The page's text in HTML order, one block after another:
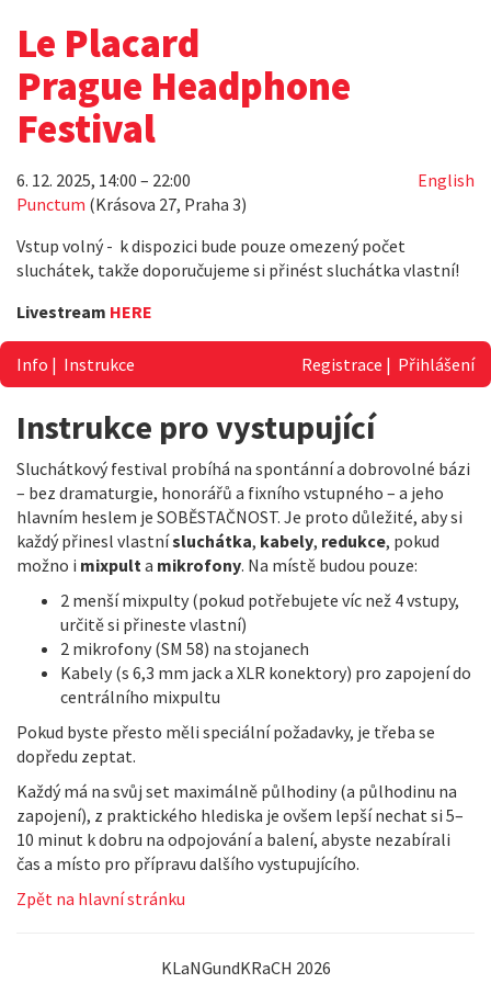
Le Placard
Prague Headphone
Festival
English
6. 12. 2025, 14:00 – 22:00
Punctum (Krásova 27, Praha 3)
Vstup volný - k dispozici bude pouze omezený počet
sluchátek, takže doporučujeme si přinést sluchátka vlastní!
Livestream HERE
Info | Instrukce Registrace | Přihlášení
Instrukce pro vystupující
Sluchátkový festival probíhá na spontánní a dobrovolné bázi
– bez dramaturgie, honorářů a fixního vstupného – a jeho
hlavním heslem je SOBĚSTAČNOST. Je proto důležité, aby si
každý přinesl vlastnísluchátka, kabely, redukce, pokud
možno i mixpulta mikrofony. Na místě budou pouze:
2 menší mixpulty (pokud potřebujete víc než 4 vstupy,
určitě si přineste vlastní)
2 mikrofony (SM 58) na stojanech
Kabely (s 6,3 mm jack a XLR konektory) pro zapojení do
centrálního mixpultu
Pokud byste přesto měli speciální požadavky, je třeba se
dopředu zeptat.
Každý má na svůj set maximálně půlhodiny (a půlhodinu na
zapojení), z praktického hlediska je ovšem lepší nechat si 5–
10 minut k dobru na odpojování a balení, abyste nezabírali
čas a místo pro přípravu dalšího vystupujícího.
Zpět na hlavní stránku
KLaNGundKRaCH 2026